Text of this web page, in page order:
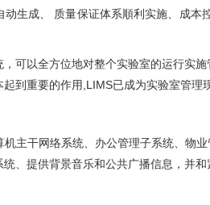
动生成、 质量保证体系順利实施、
可以全方位地对整个实验室的运行实施
本起到重要的作用,LIMS已成为实验室管理
络系统、办公管理子系统、物
、提供背景音乐和公共广播信息，并